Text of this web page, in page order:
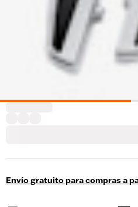
Envío gratuito para compras a